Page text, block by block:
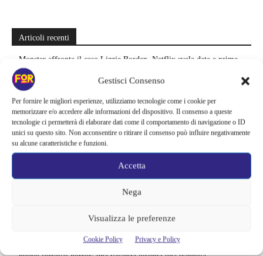
Gestisci Consenso
Per fornire le migliori esperienze, utilizziamo tecnologie come i cookie per
memorizzare e/o accedere alle informazioni del dispositivo. Il consenso a queste
tecnologie ci permetterà di elaborare dati come il comportamento di navigazione o ID
unici su questo sito. Non acconsentire o ritirare il consenso può influire negativamente
su alcune caratteristiche e funzioni.
Accetta
Nega
Visualizza le preferenze
Cookie Policy Privacy e Policy
Articoli recenti
Monster affronta il caso Lizzie Borden, Netflix svela data e prime
immagini: cosa anticipano sulla nuova stagione
Ready Player Two torna a dare segnali di vita | Zak Penn conferma il
lavoro sul sequel: cosa manca per far partire il film
Sky e NOW svelano le uscite di agosto 2026 | Serie, film e
documentari in arrivo: i titoli da non perdere
Spider-Man: Brand New Day riapre una vecchia ferita | Il finale
alimenta una nuova teoria: il dettaglio che coinvolge i due più amati
accordo: il dubbio che divide Hollywood
La bocca del diavolo arriva su Prime Video, squali e claustrofobia nel